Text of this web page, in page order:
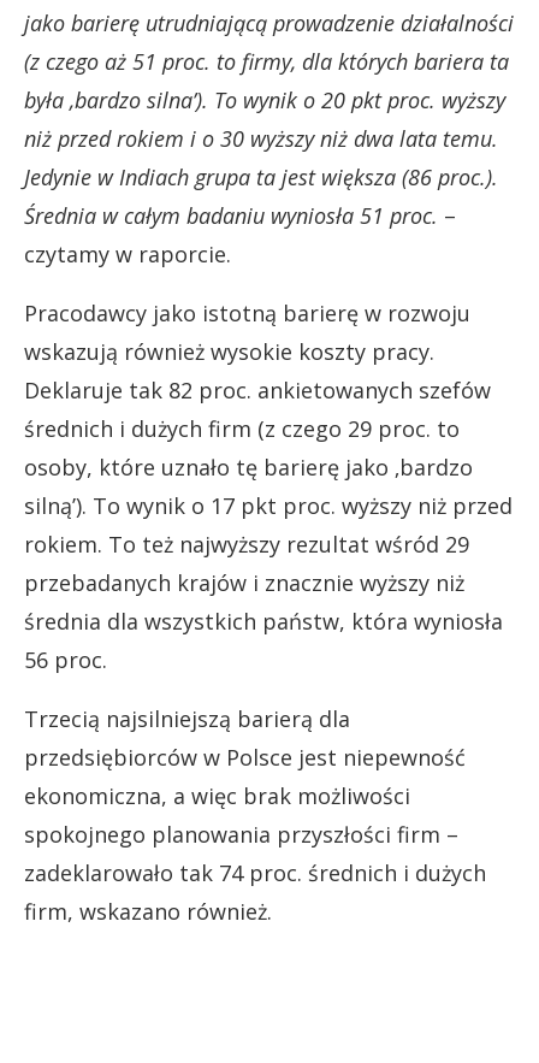
jako barierę utrudniającą prowadzenie działalności
(z czego aż 51 proc. to firmy, dla których bariera ta
była ‚bardzo silna’). To wynik o 20 pkt proc. wyższy
niż przed rokiem i o 30 wyższy niż dwa lata temu.
Jedynie w Indiach grupa ta jest większa (86 proc.).
Średnia w całym badaniu wyniosła 51 proc. –
czytamy w raporcie.
Pracodawcy jako istotną barierę w rozwoju
wskazują również wysokie koszty pracy.
Deklaruje tak 82 proc. ankietowanych szefów
średnich i dużych firm (z czego 29 proc. to
osoby, które uznało tę barierę jako ‚bardzo
silną’). To wynik o 17 pkt proc. wyższy niż przed
rokiem. To też najwyższy rezultat wśród 29
przebadanych krajów i znacznie wyższy niż
średnia dla wszystkich państw, która wyniosła
56 proc.
Trzecią najsilniejszą barierą dla
przedsiębiorców w Polsce jest niepewność
ekonomiczna, a więc brak możliwości
spokojnego planowania przyszłości firm –
zadeklarowało tak 74 proc. średnich i dużych
firm, wskazano również.